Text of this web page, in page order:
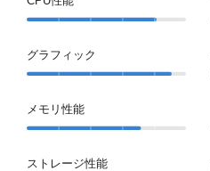
グラフィック
メモリ性能
ストレージ性能